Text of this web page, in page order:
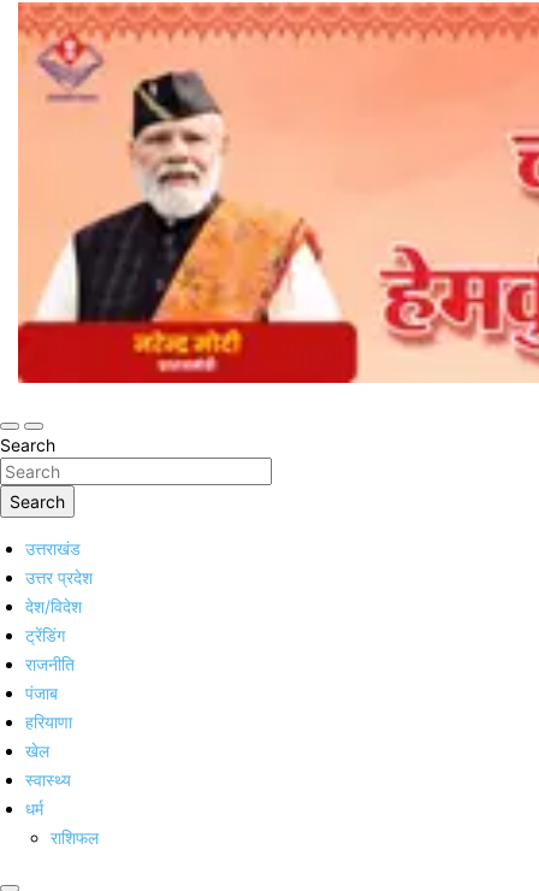
Jan Jan Ka Bharat
Online Trending Hindi News Website
Search
Search
उत्तराखंड
उत्तर प्रदेश
देश/विदेश
ट्रेंडिंग
राजनीति
पंजाब
हरियाणा
खेल
स्वास्थ्य
धर्म
राशिफल